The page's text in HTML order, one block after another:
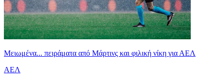
Μειωμένα... πειράματα από Μάρτινς και φιλική νίκη για ΑΕΛ
ΑΕΛ